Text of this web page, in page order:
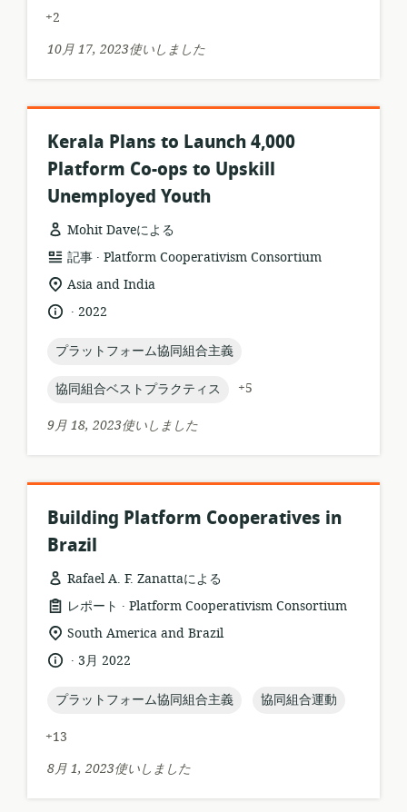
ョ
+2
10月 17, 2023使いしました
Kerala Plans to Launch 4,000
Platform Co-ops to Upskill
Unemployed Youth
Mohit Daveによる
リ
ソ
ー
ス
ォ
マ
ト:
記事 .
公
者:
Platform Cooperativism Consortium
関
す
る
ロ
ケ
ー
シ
ン:
Asia and India
言
.
公
日:
2022
topic:
プラットフォーム協同組合主義
topic:
協同組合ベストプラクティス
+5
9月 18, 2023使いしました
Building Platform Cooperatives in
Brazil
Rafael A. F. Zanattaによる
リ
ソ
ー
ス
ォ
マ
ト:
レポート .
公
者:
Platform Cooperativism Consortium
関
る
ロ
シ
ン:
South America and Brazil
言
.
公
日:
3月 2022
topic:
プラットフォーム協同組合主義 topic:
協同組合運動
+13
8月 1, 2023使いしました